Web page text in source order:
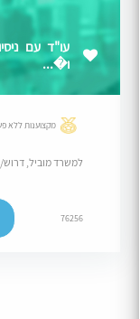
עו"ד עם
ו�...
מקצוענות ללא
למשרד מוביל, דרוש/
76256